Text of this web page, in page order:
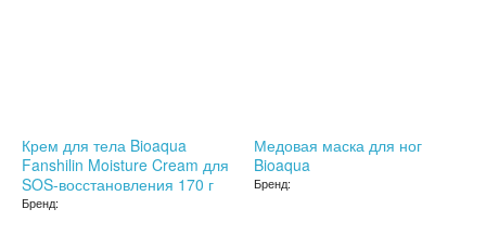
АВТОАКСЕССУАРЫ
Крем для тела Bioaqua
Fanshilin Moisture Cream для
SOS-восстановления 170 г
Бренд:
Медовая маска для ног
Bioaqua
Бренд: